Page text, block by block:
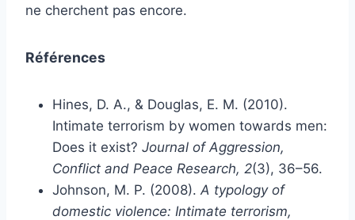
ne cherchent pas encore.
Références
Hines, D. A., & Douglas, E. M. (2010).
Intimate terrorism by women towards men:
Does it exist? Journal of Aggression,
Conflict and Peace Research, 2(3), 36–56.
Johnson, M. P. (2008). A typology of
domestic violence: Intimate terrorism,